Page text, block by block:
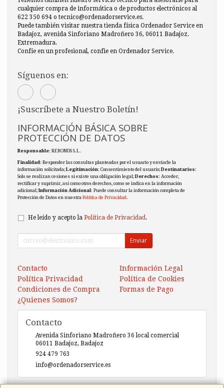
cualquier compra de informática o de productos electrónicos al
622 350 694 o tecnico@ordenadorservice.es.
Puede también visitar nuestra tienda física Ordenador Service en
Badajoz, avenida Sinforiano Madroñero 36, 06011 Badajoz.
Extremadura.
Confíe en un profesional, confie en Ordenador Service.
Síguenos en:
¡Suscríbete a Nuestro Boletín!
INFORMACIÓN BÁSICA SOBRE
PROTECCIÓN DE DATOS
Responsable: REBONDS S.L.
Finalidad: Responder las consultas planteadas por el usuario y enviarle la
información solicitada;Legitimación: Consentimiento del usuario;Destinatarios:
Solo se realizan cesiones si existe una obligación legal;Derechos: Acceder,
rectificar y suprimir, así como otros derechos, como se indica en la información
adicional;Información Adicional: Puede consultar la información completa de
Protección de Datos en nuestra Política de Privacidad.
He leído y acepto la Política de Privacidad.
Enviar
Contacto
Información Legal
Política Privacidad
Política de Cookies
Condiciones de Compra
Formas de Pago
¿Quienes Somos?
Contacto
Avenida Sinforiano Madroñero 36 local comercial
06011 Badajoz, Badajoz
924 479 763
info@ordenadorservice.es